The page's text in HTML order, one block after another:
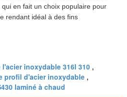
en fait un choix populaire pour
rendant idéal à des fins
inoxydable 316l 310 ,
profil d'acier inoxydable ,
laminé à chaud